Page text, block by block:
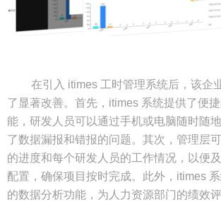
在引入 itimes 工时管理系统后，该企
了显著改善。首先，itimes 系统提供了便
能，研发人员可以通过手机或电脑随时随
了数据漏报和错报的问题。其次，管理层
的进度和每个研发人员的工作情况，以便
配置，确保项目按时完成。此外，itimes
的数据分析功能，为人力资源部门的绩效